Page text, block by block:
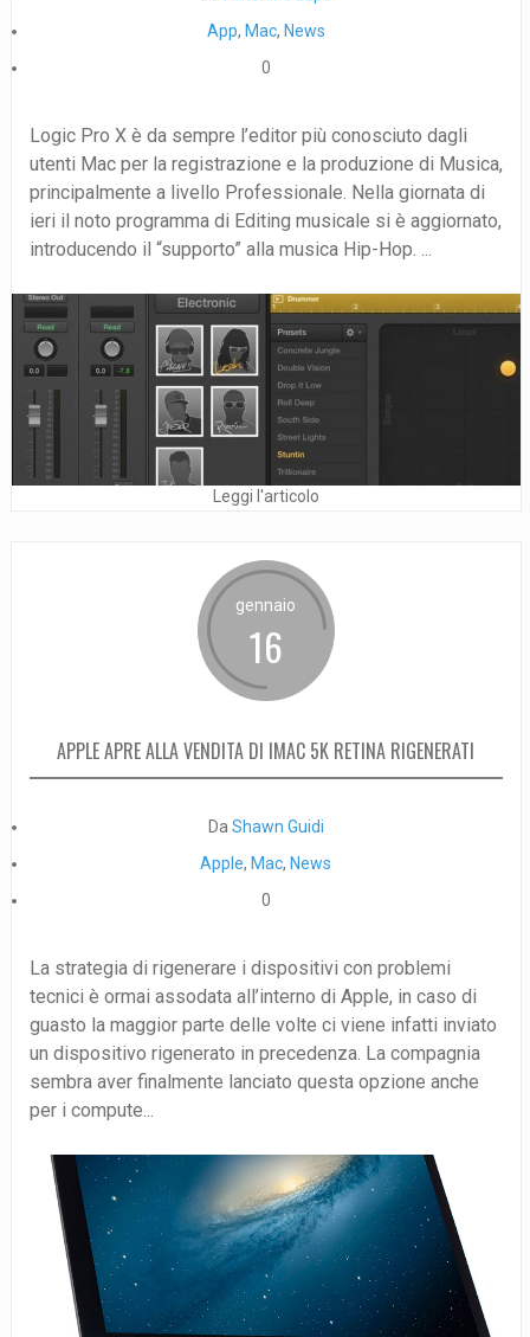
App, Mac, News
0
Logic Pro X è da sempre l’editor più conosciuto dagli
utenti Mac per la registrazione e la produzione di Musica,
principalmente a livello Professionale. Nella giornata di
ieri il noto programma di Editing musicale si è aggiornato,
introducendo il “supporto” alla musica Hip-Hop. ...
Leggi l'articolo
gennaio
16
APPLE APRE ALLA VENDITA DI IMAC 5K RETINA RIGENERATI
Da Shawn Guidi
Apple,Mac,News
0
La strategia di rigenerare i dispositivi con problemi
tecnici è ormai assodata all’interno di Apple, in caso di
guasto la maggior parte delle volte ci viene infatti inviato
un dispositivo rigenerato in precedenza. La compagnia
sembra aver finalmente lanciato questa opzione anche
per i compute...